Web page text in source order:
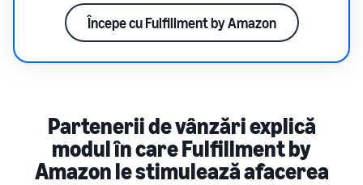
Începe cu Fulfillment by Amazon
Partenerii de vânzări explică
modul în care Fulfillment by
Amazon le stimulează afacerea